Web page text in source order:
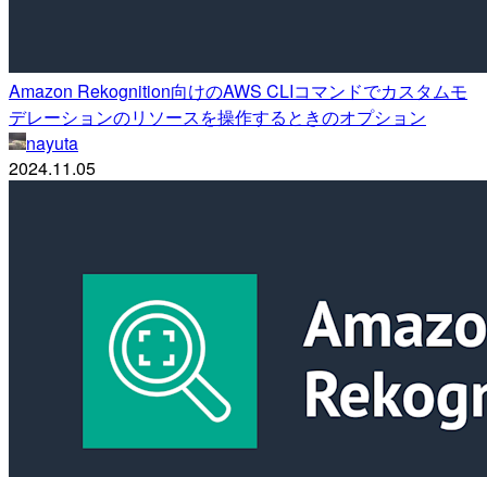
Amazon Rekognition向けのAWS CLIコマンドでカスタムモ
デレーションのリソースを操作するときのオプション
nayuta
2024.11.05